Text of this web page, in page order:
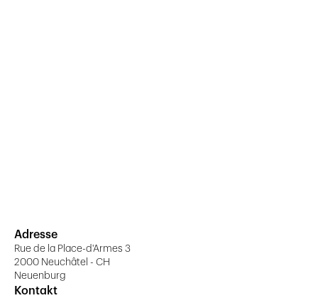
Adresse
Rue de la Place-d'Armes 3
2000 Neuchâtel - CH
Neuenburg
Kontakt